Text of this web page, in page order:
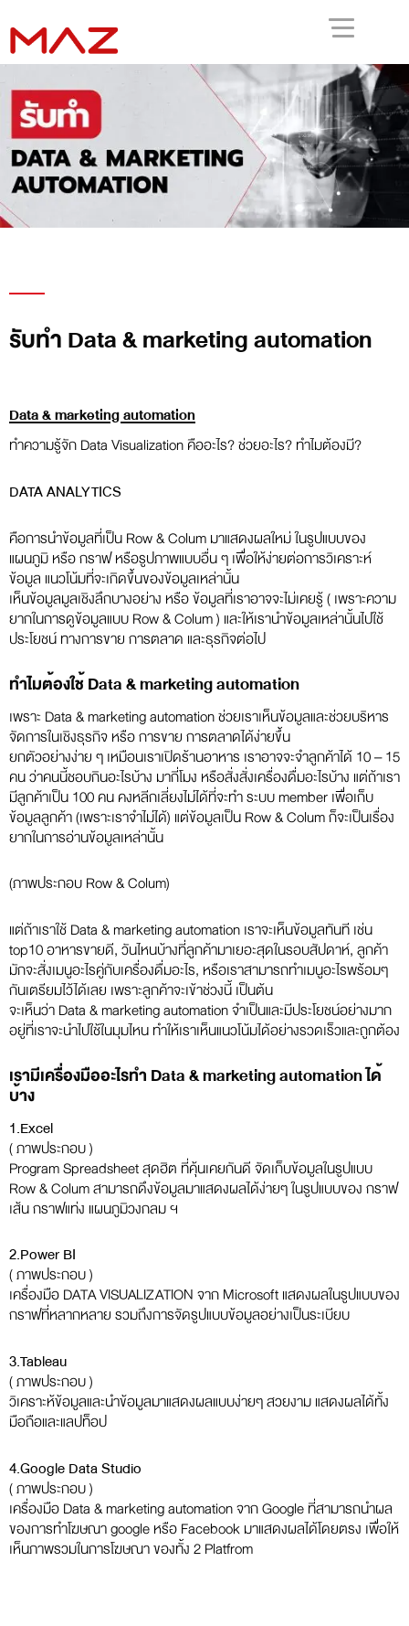
รับทำ Data & marketing automation
Data & marketing automation
ทำความรู้จัก Data Visualization คืออะไร? ช่วยอะไร? ทำไมต้องมี?
DATA ANALYTICS
คือการนำข้อมูลที่เป็น Row & Colum มาแสดงผลใหม่ ในรูปแบบของ
แผนภูมิ หรือ กราฟ หรือรูปภาพแบบอื่น ๆ เพื่อให้ง่ายต่อการวิเคราะห์
ข้อมูล แนวโน้มที่จะเกิดขึ้นของข้อมูลเหล่านั้น
เห็นข้อมูลมูลเชิงลึกบางอย่าง หรือ ข้อมูลที่เราอาจจะไม่เคยรู้ ( เพราะความ
ยากในการดูข้อมูลแบบ Row & Colum ) และให้เรานำข้อมูลเหล่านั้นไปใช้
ประโยชน์ ทางการขาย การตลาด และธุรกิจต่อไป
ทำไมต้องใช้ Data & marketing automation
เพราะ Data & marketing automation ช่วยเราเห็นข้อมูลและช่วยบริหาร
จัดการในเชิงธุรกิจ หรือ การขาย การตลาดได้ง่ายขึ้น
ยกตัวอย่างง่าย ๆ เหมือนเราเปิดร้านอาหาร เราอาจจะจำลูกค้าได้ 10 – 15
คน ว่าคนนี้ชอบกินอะไรบ้าง มากี่โมง หรือสั่งสั่งเครื่องดื่มอะไรบ้าง แต่ถ้าเรา
มีลูกค้าเป็น 100 คน คงหลีกเลี่ยงไม่ได้ที่จะทำ ระบบ member เพื่อเก็บ
ข้อมูลลูกค้า (เพราะเราจำไม่ได้) แต่ข้อมูลเป็น Row & Colum ก็จะเป็นเรื่อง
ยากในการอ่านข้อมูลเหล่านั้น
(ภาพประกอบ Row & Colum)
แต่ถ้าเราใช้ Data & marketing automation เราจะเห็นข้อมูลทันที เช่น
top10 อาหารขายดี, วันไหนบ้างที่ลูกค้ามาเยอะสุดในรอบสัปดาห์, ลูกค้า
มักจะสั่งเมนูอะไรคู่กับเครื่องดื่มอะไร, หรือเราสามารถทำเมนูอะไรพร้อมๆ
กันเตรียมไว้ได้เลย เพราะลูกค้าจะเข้าช่วงนี้ เป็นต้น
จะเห็นว่า Data & marketing automation จำเป็นและมีประโยชน์อย่างมาก
อยู่ที่เราจะนำไปใช้ในมุมไหน ทำให้เราเห็นแนวโน้มได้อย่างรวดเร็วและถูกต้อง
เรามีเครื่องมืออะไรทำ Data & marketing automation ได้
บ้าง
1.Excel
( ภาพประกอบ )
Program Spreadsheet สุดฮิต ที่คุ้นเคยกันดี จัดเก็บข้อมูลในรูปแบบ
Row & Colum สามารถดึงข้อมูลมาแสดงผลได้ง่ายๆ ในรูปแบบของ กราฟ
เส้น กราฟแท่ง แผนภูมิวงกลม ฯ
2.Power BI
( ภาพประกอบ )
เครื่องมือ DATA VISUALIZATION จาก Microsoft แสดงผลในรูปแบบของ
กราฟที่หลากหลาย รวมถึงการจัดรูปแบบข้อมูลอย่างเป็นระเบียบ
3.Tableau
( ภาพประกอบ )
วิเคราะห้ข้อมูลและนำข้อมูลมาแสดงผลแบบง่ายๆ สวยงาม แสดงผลได้ทั้ง
มือถือและแลปท็อป
4.Google Data Studio
( ภาพประกอบ )
เครื่องมือ Data & marketing automation จาก Google ที่สามารถนำผล
ของการทำโฆษณา google หรือ Facebook มาแสดงผลได้โดยตรง เพื่อให้
เห็นภาพรวมในการโฆษณา ของทั้ง 2 Platfrom